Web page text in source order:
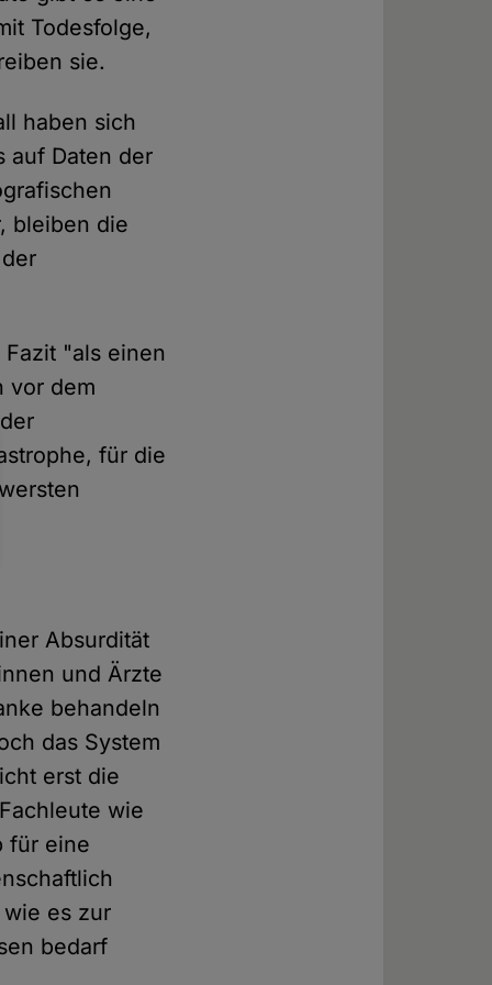
Todesfolge,
sie.
haben sich
auf Daten der
bleiben die
"als einen
vor dem
für die
Absurdität
und Ärzte
behandeln
das System
erst die
wie
für eine
es zur
bedarf